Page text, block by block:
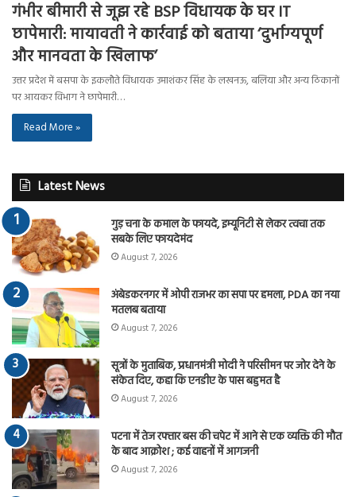
गंभीर बीमारी से जूझ रहे BSP विधायक के घर IT
छापेमारी: मायावती ने कार्रवाई को बताया ‘दुर्भाग्यपूर्ण
और मानवता के खिलाफ’
उत्तर प्रदेश में बसपा के इकलौते विधायक उमाशंकर सिंह के लखनऊ, बलिया और अन्य ठिकानों
पर आयकर विभाग ने छापेमारी…
Read More »
Latest News
गुड़ चना के कमाल के फायदे, इम्यूनिटी से लेकर त्वचा तक
सबके लिए फायदेमंद
August 7, 2026
अंबेडकरनगर में ओपी राजभर का सपा पर हमला, PDA का नया
मतलब बताया
August 7, 2026
सूत्रों के मुताबिक, प्रधानमंत्री मोदी ने परिसीमन पर जोर देने के
संकेत दिए, कहा कि एनडीए के पास बहुमत है
August 7, 2026
पटना में तेज रफ्तार बस की चपेट में आने से एक व्यक्ति की मौत
के बाद आक्रोश ; कई वाहनों में आगजनी
August 7, 2026